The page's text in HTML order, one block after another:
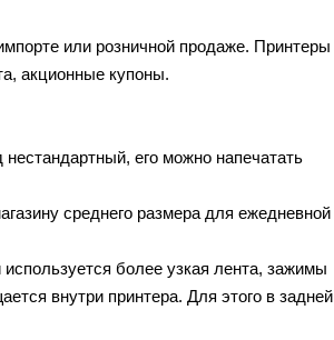
или розничной продаже. Принтеры
акционные купоны.
его можно напечатать
среднего размера для ежедневной
более узкая лента, зажимы
внутри принтера. Для этого в задней